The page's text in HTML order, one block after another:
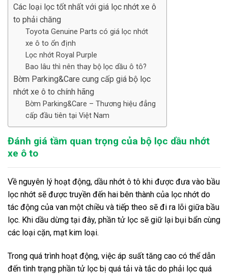
Các loại lọc tốt nhất với giá lọc nhớt xe ô
to phải chăng
Toyota Genuine Parts có giá lọc nhớt
xe ô to ổn định
Lọc nhớt Royal Purple
Bao lâu thì nên thay bộ lọc dầu ô tô?
Bờm Parking&Care cung cấp giá bộ lọc
nhớt xe ô to chính hãng
Bờm Parking&Care – Thương hiệu đẳng
cấp đầu tiên tại Việt Nam
Đánh giá tầm quan trọng của bộ lọc dầu nhớt
xe ô to
Về nguyên lý hoạt động, dầu nhớt ô tô khi được đưa vào bầu
lọc nhớt sẽ được truyền đến hai bên thành của lọc nhớt do
tác động của van một chiều và tiếp theo sẽ đi ra lõi giữa bầu
lọc. Khi dầu dừng tại đây, phần tử lọc sẽ giữ lại bụi bẩn cùng
các loại cặn, mạt kim loại.
Trong quá trình hoạt động, việc áp suất tăng cao có thể dẫn
đến tình trạng phần tử lọc bị quá tải và tắc do phải lọc quá